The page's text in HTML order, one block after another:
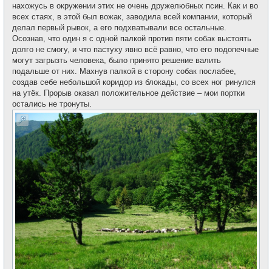
нахожусь в окружении этих не очень дружелюбных псин. Как и во
всех стаях, в этой был вожак, заводила всей компании, который
делал первый рывок, а его подхватывали все остальные.
Осознав, что один я с одной палкой против пяти собак выстоять
долго не смогу, и что пастуху явно всё равно, что его подопечные
могут загрызть человека, было принято решение валить
подальше от них. Махнув палкой в сторону собак послабее,
создав себе небольшой коридор из блокады, со всех ног ринулся
на утёк. Прорыв оказал положительное действие – мои портки
остались не тронуты.